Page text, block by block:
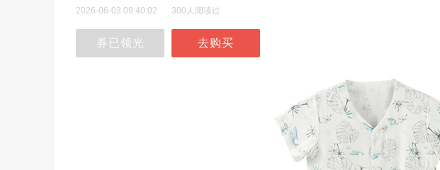
2026-06-03 09:40:02 300人阅读过
券已领光 去购买